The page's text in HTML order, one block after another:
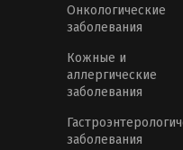
Онкологические
заболевания
Кожные и
аллергические
заболевания
заболевания